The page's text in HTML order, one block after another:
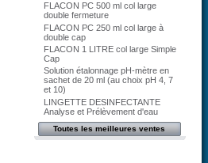
FLACON PC 500 ml col large
double fermeture
FLACON PC 250 ml col large à
double cap
FLACON 1 LITRE col large Simple
Cap
Solution étalonnage pH-mètre en
sachet de 20 ml (au choix pH 4, 7
et 10)
LINGETTE DESINFECTANTE
Analyse et Prélèvement d'eau
Toutes les meilleures ventes